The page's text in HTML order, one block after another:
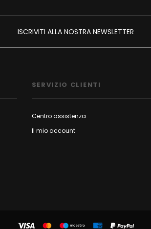
ISCRIVITI ALLA NOSTRA NEWSLETTER
SERVIZIO CLIENTI
Centro assistenza
Il mio account